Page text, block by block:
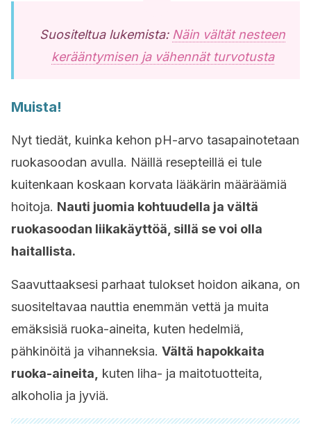
Suositeltua lukemista: Näin vältät nesteen
kerääntymisen ja vähennät turvotusta
Muista!
Nyt tiedät, kuinka kehon pH-arvo tasapainotetaan
ruokasoodan avulla. Näillä resepteillä ei tule
kuitenkaan koskaan korvata lääkärin määräämiä
hoitoja. Nauti juomia kohtuudella ja vältä
ruokasoodan liikakäyttöä, sillä se voi olla
haitallista.
Saavuttaaksesi parhaat tulokset hoidon aikana, on
suositeltavaa nauttia enemmän vettä ja muita
emäksisiä ruoka-aineita, kuten hedelmiä,
pähkinöitä ja vihanneksia. Vältä hapokkaita
ruoka-aineita,
kuten liha- ja maitotuotteita,
alkoholia ja jyviä.